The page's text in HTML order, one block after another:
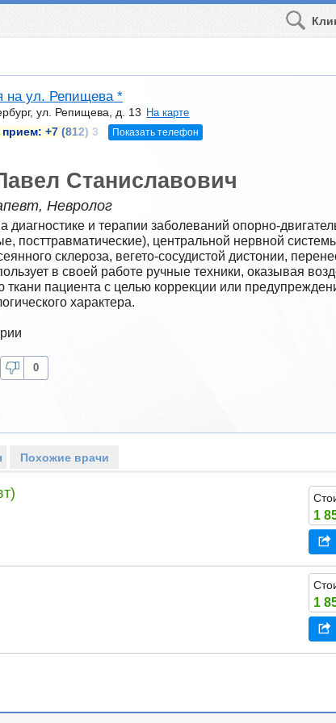
на ул. Репищева *
ул. Репищева, д. 13 На карте
прием: +7 (812) 3 Показать телефон
Станиславович
Невролог
диагностике и терапии заболеваний опорно-
посттравматические), центральной нервной
склероза, вегето-сосудистой дистонии,
в своей работе ручные техники, оказывая
пациента с целью коррекции или
характера.
0
Похожие врачи
1
1